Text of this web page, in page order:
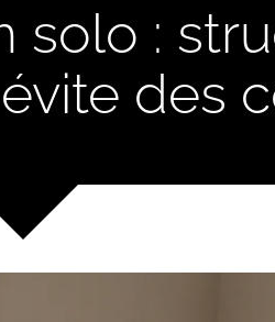
solo :
des